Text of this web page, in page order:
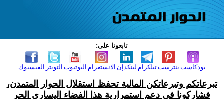
تابعونا على:
الفيسبوك التويتر اليوتيوب الانستغرام لينكدإن تيلكرامبنترست بودكاست
تبرعاتكم وتبرعاتكن المالية تحفظ استقلال الحوار المتمدن،
فشاركونا في دعم استمرارية هذا الفضاء اليساري الحر